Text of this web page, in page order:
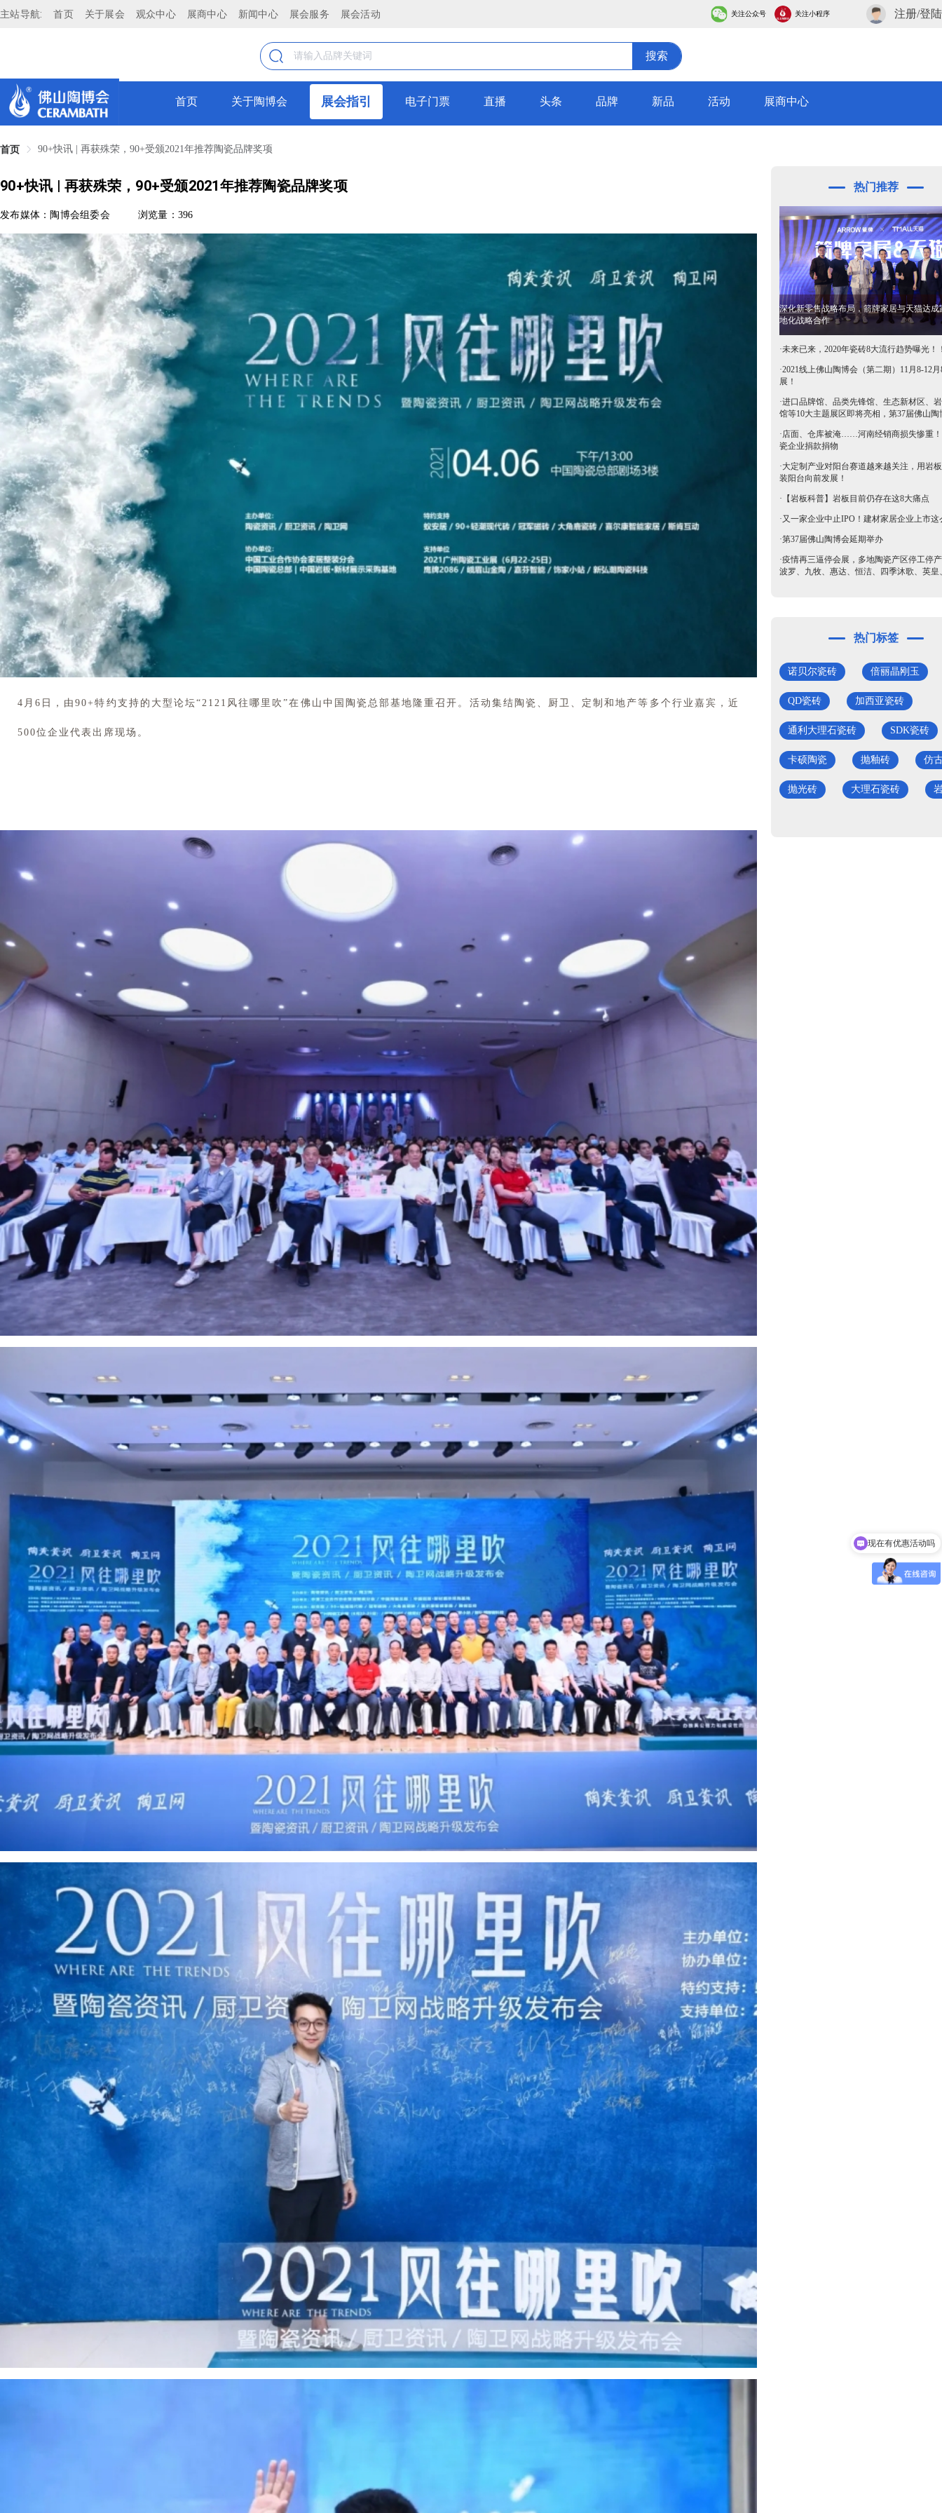
主站导航: 首页 关于展会 观众中心 展商中心 新闻中心 展会服务 展会活动 关注公众号 关注小程序 注册/登陆
搜索
首页 关于陶博会 展会指引 电子门票 直播 头条 品牌 新品 活动 展商中心
首页 90+快讯 | 再获殊荣，90+受颁2021年推荐陶瓷品牌奖项
90+快讯 | 再获殊荣，90+受颁2021年推荐陶瓷品牌奖项
发布媒体：陶博会组委会 浏览量：396
4月6日，由90+特约支持的大型论坛“2121风往哪里吹”在佛山中国陶瓷总部基地隆重召开。活动集结陶瓷、厨卫、定制和地产等多个行业嘉宾，近
500位企业代表出席现场。
热门推荐
深化新零售战略布局，箭牌家居与天猫达成
地化战略合作
·未来已来，2020年瓷砖8大流行趋势曝光！
·2021线上佛山陶博会（第二期）11月8-12
展！
·进口品牌馆、品类先锋馆、生态新材区、
馆等10大主题展区即将亮相，第37届佛山陶
·店面、仓库被淹……河南经销商损失惨重
瓷企业捐款捐物
·大定制产业对阳台赛道越来越关注，用岩
装阳台向前发展！
· 【岩板科普】岩板目前仍存在这8大痛点
·又一家企业中止IPO！建材家居企业上市这
·第37届佛山陶博会延期举办
·疫情再三逼停会展，多地陶瓷产区停工停
波罗、九牧、惠达、恒洁、四季沐歌、英皇
热门标签
诺贝尔瓷砖 倍丽晶刚玉
QD瓷砖 加西亚瓷砖
通利大理石瓷砖 SDK瓷砖
卡硕陶瓷 抛釉砖 仿
抛光砖 大理石瓷砖
可以介绍下你们的产品么